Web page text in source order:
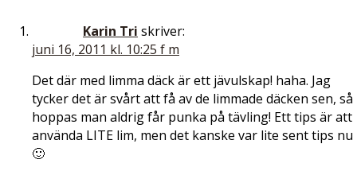
Karin Tri skriver:
juni 16, 2011 kl. 10:25 f m
Det där med limma däck är ett jävulskap! haha. Jag
tycker det är svårt att få av de limmade däcken sen, så
hoppas man aldrig får punka på tävling! Ett tips är att
använda LITE lim, men det kanske var lite sent tips nu
🙂